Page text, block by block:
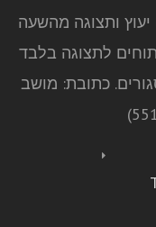
ותצוגה מהשעה
פתוחים לתצוגה בלבד
וחגים סגורים. כתובת: מושב